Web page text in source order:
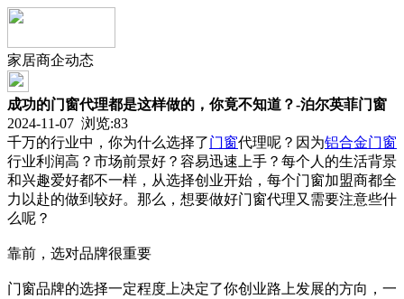
家居商企动态
成功的门窗代理都是这样做的，你竟不知道？-泊尔英菲门窗
2024-11-07 浏览:83
千万的行业中，你为什么选择了门窗代理呢？因为铝合金门窗
行业利润高？市场前景好？容易迅速上手？每个人的生活背景
和兴趣爱好都不一样，从选择创业开始，每个门窗加盟商都全
力以赴的做到较好。那么，想要做好门窗代理又需要注意些什
么呢？
靠前，选对品牌很重要
门窗品牌的选择一定程度上决定了你创业路上发展的方向，一